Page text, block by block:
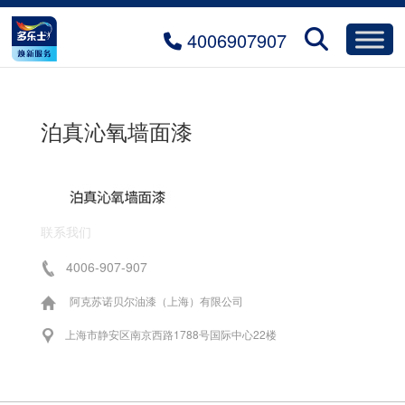
4006907907
泊真沁氧墙面漆
联系我们
4006-907-907
阿克苏诺贝尔油漆（上海）有限公司
上海市静安区南京西路1788号国际中心22楼